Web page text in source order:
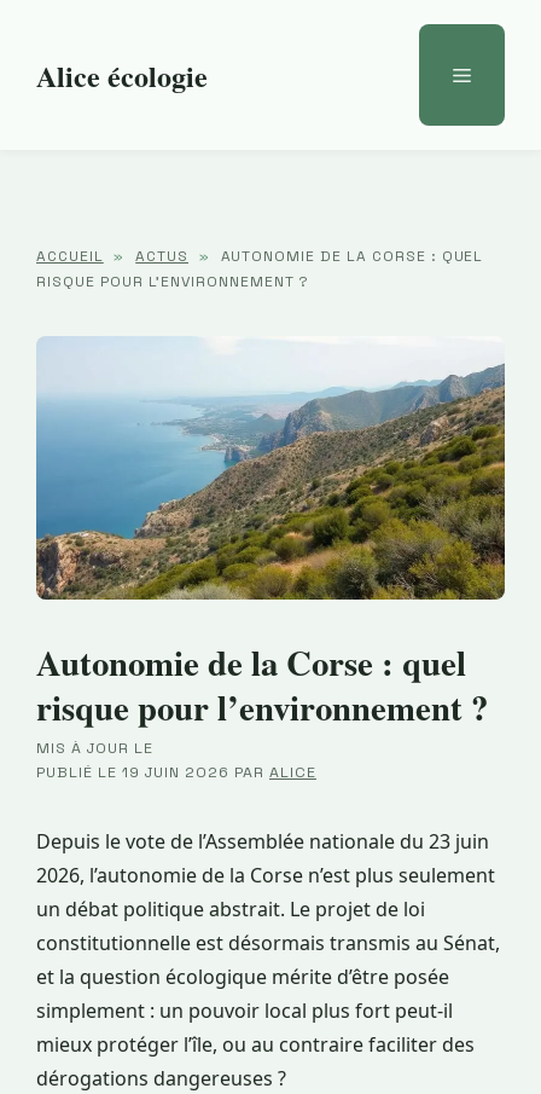
contenuAlice écologie Menu
ACCUEIL » ACTUS »
AUTONOMIE DE LA CORSE : QUEL
RISQUE POUR L’ENVIRONNEMENT ?
Autonomie de la Corse : quel
risque pour l’environnement ?
MIS À JOUR LE
·PUBLIÉ LE 19 JUIN 2026 PAR ALICE
Depuis le vote de l’Assemblée nationale du 23 juin
2026, l’autonomie de la Corse n’est plus seulement
un débat politique abstrait. Le projet de loi
constitutionnelle est désormais transmis au Sénat,
et la question écologique mérite d’être posée
simplement : un pouvoir local plus fort peut-il
mieux protéger l’île, ou au contraire faciliter des
dérogations dangereuses ?